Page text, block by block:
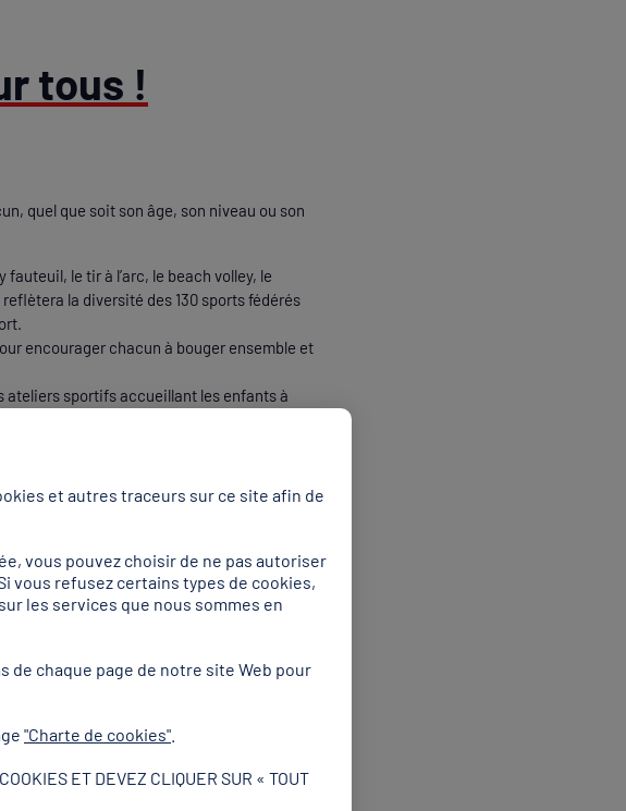
tous !
quel que soit son âge, son niveau ou son
le tir à l’arc, le beach volley, le
la diversité des 130 sports fédérés
encourager chacun à bouger ensemble et
ateliers sportifs accueillant les enfants à
proposées et donneront lieu à des
et artistique
DJ clôtureront les soirées pour fêter les
et autres traceurs sur ce site afin de
vous pouvez choisir de ne pas autoriser
vous refusez certains types de cookies,
les services que nous sommes en
de chaque page de notre site Web pour
"Charte de cookies"
ET DEVEZ CLIQUER SUR « TOUT